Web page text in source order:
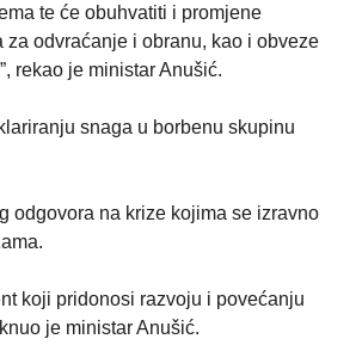
te će obuhvatiti i promjene
odvraćanje i obranu, kao i obveze
rekao je ministar Anušić.
snaga u borbenu skupinu
odgovora na krize kojima se izravno
koji pridonosi razvoju i povećanju
je ministar Anušić.